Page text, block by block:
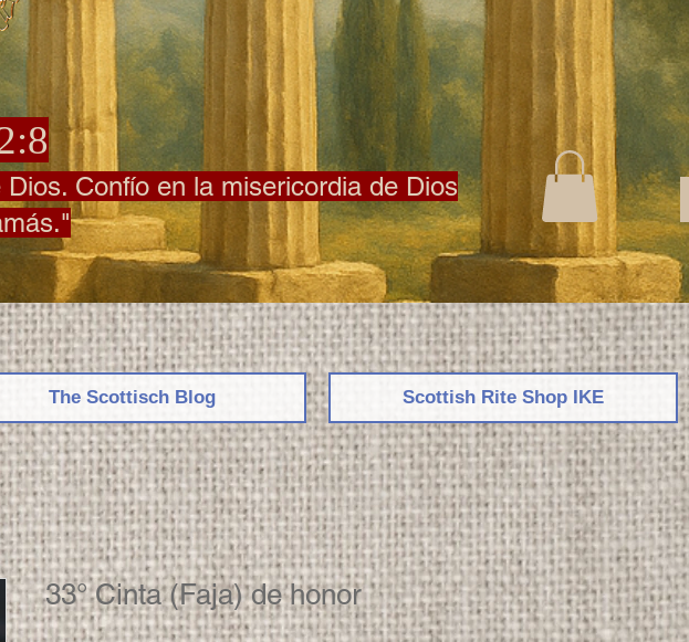
Confío en la misericordia de Dios
The Scottisch Blog Scottish Rite Shop ΙΚΕ
33° Cinta (Faja) de honor